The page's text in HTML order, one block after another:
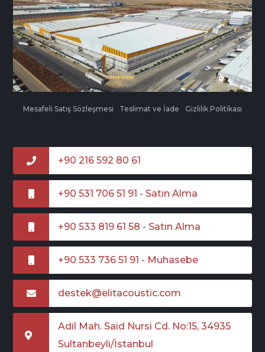
Mesafeli Satış Sözleşmesi Teslimat ve İade Gizlilik Politikası
+90 216 592 80 61
+90 531 706 51 91 - Satın Alma
+90 533 819 61 58 - Satın Alma
+90 533 736 51 91 - Muhasebe
destek@elitacoustic.com
Adil Mah. Said Nursi Cd. No:15, 34935
Sultanbeyli/İstanbul